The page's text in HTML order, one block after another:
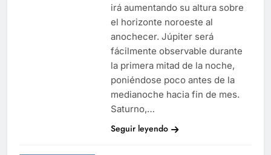
irá aumentando su altura sobre
el horizonte noroeste al
anochecer. Júpiter será
fácilmente observable durante
la primera mitad de la noche,
poniéndose poco antes de la
medianoche hacia fin de mes.
Saturno,…
Seguir leyendo